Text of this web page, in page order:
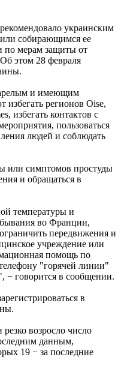
украинским
собирающимся ее
по мерам защиты от
этом 28 февраля
и имеющим
избегать регионов Oise,
избегать контактов с
пользоваться
людей и соблюдать
или симптомов простуды
и обращаться в
температуры и
во Франции,
передвижения и
учреждение или
помощь по
"горячей линии"
− говорится в сообщении.
в
возросло число
данным,
19 − за последние